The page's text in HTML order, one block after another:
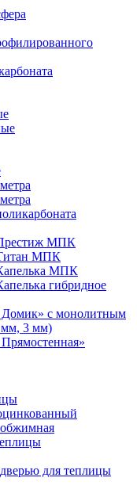
МПК
МПК
МПК
гибридное
Домик» с монолитным
мм, 3 мм)
для теплицы